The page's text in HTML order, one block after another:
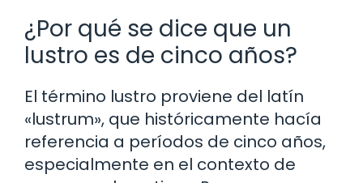
¿Por qué se dice que un
lustro es de cinco años?
El término lustro proviene del latín
«lustrum», que históricamente hacía
referencia a períodos de cinco años,
especialmente en el contexto de